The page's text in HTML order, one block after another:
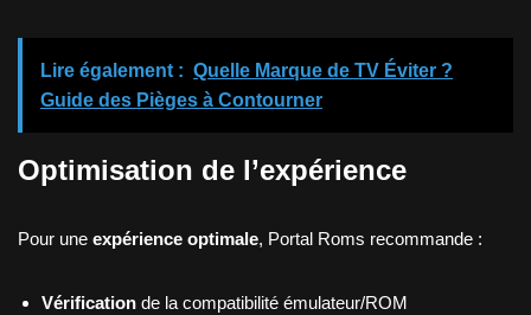
Lire également : Quelle Marque de TV Éviter ?
Guide des Pièges à Contourner
Optimisation de l’expérience
Pour une expérience optimale, Portal Roms recommande :
Vérification de la compatibilité émulateur/ROM